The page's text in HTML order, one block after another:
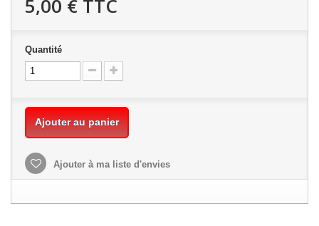
5,00 € TTC
Quantité
Ajouter au panier
Ajouter à ma liste d'envies